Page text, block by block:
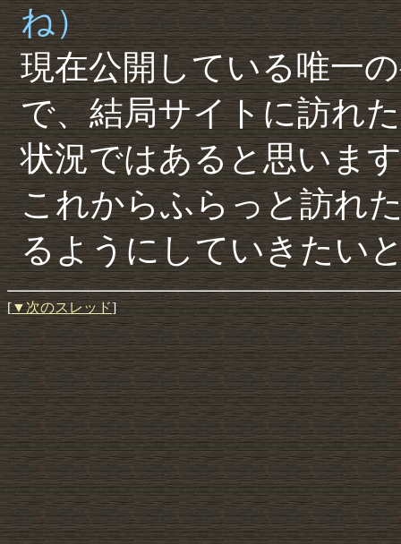
ね）
現在公開している唯一
で、結局サイトに訪れ
状況ではあると思いま
これからふらっと訪れ
るようにしていきたい
[▼次のスレッド]